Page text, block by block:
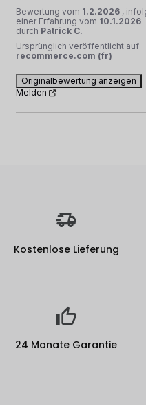
Bewertung vom 1.2.2026 ,
einer Erfahrung vom 10.1.2026
durch Patrick C.
Ursprünglich veröffentlicht auf
recommerce.com (fr)
Originalbewertung anzeigen
Melden
Kostenlose Lieferung
24 Monate Garantie